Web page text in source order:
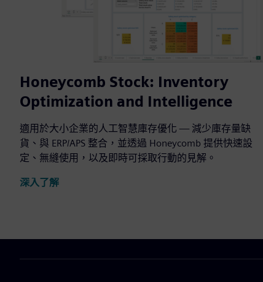
Honeycomb Stock: Inventory
Optimization and Intelligence
適用於大小企業的人工智慧庫存優化 — 減少庫存量缺
貨、與 ERP/APS 整合，並透過 Honeycomb 提供快速設
定、無縫使用，以及即時可採取行動的見解。
深入了解